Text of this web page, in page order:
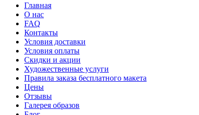
Главная
О нас
FAQ
Контакты
Условия доставки
Условия оплаты
Скидки и акции
Художественные услуги
Правила заказа бесплатного макета
Цены
Отзывы
Галерея образов